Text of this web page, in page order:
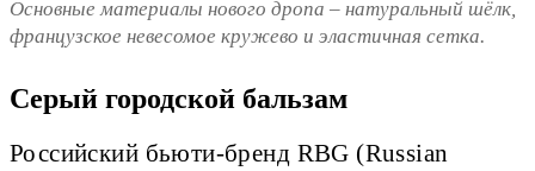
Основные материалы нового дропа – натуральный шёлк,
французское невесомое кружево и эластичная сетка.
Серый городской бальзам
Российский бьюти-бренд RBG (Russian